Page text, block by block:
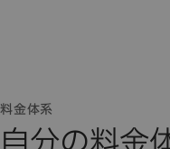
料金体系